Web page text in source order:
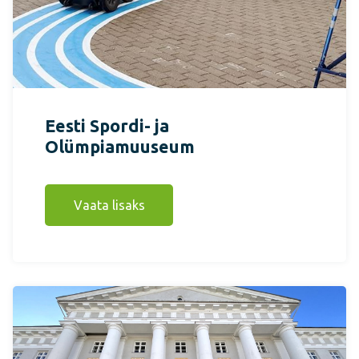
Eesti Spordi- ja
Olümpiamuuseum
Vaata lisaks